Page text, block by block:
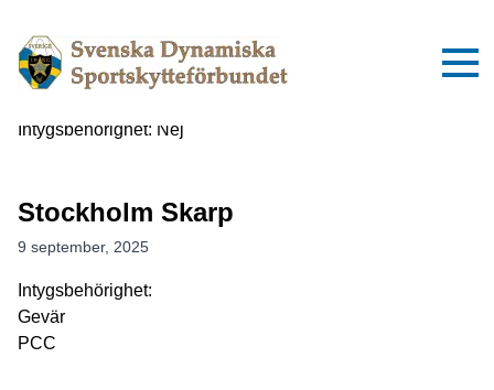
Three Gun Club Skf
15 september, 2025
Intygsbehörighet: Nej
Stockholm Skarp
9 september, 2025
Intygsbehörighet:
Gevär
PCC